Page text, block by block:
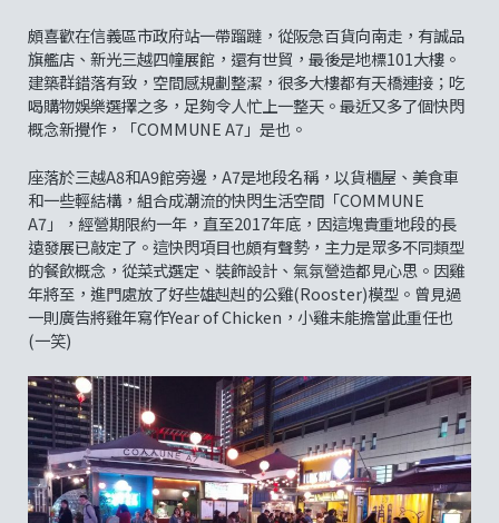
頗喜歡在信義區市政府站一帶蹓躂，從阪急百貨向南走，有誠品
旗艦店、新光三越四幢展館，還有世貿，最後是地標101大樓。
建築群錯落有致，空間感規劃整潔，很多大樓都有天橋連接；吃
喝購物娛樂選擇之多，足夠令人忙上一整天。最近又多了個快閃
概念新攪作，「COMMUNE A7」是也。
座落於三越A8和A9館旁邊，A7是地段名稱，以貨櫃屋、美食車
和一些輕結構，組合成潮流的快閃生活空間「COMMUNE
A7」，經營期限約一年，直至2017年底，因這塊貴重地段的長
遠發展已敲定了。這快閃項目也頗有聲勢，主力是眾多不同類型
的餐飲概念，從菜式選定、裝飾設計、氣氛營造都見心思。因雞
年將至，進門處放了好些雄赳赳的公雞(Rooster)模型。曾見過
一則廣告將雞年寫作Year of Chicken，小雞未能擔當此重任也
(一笑)